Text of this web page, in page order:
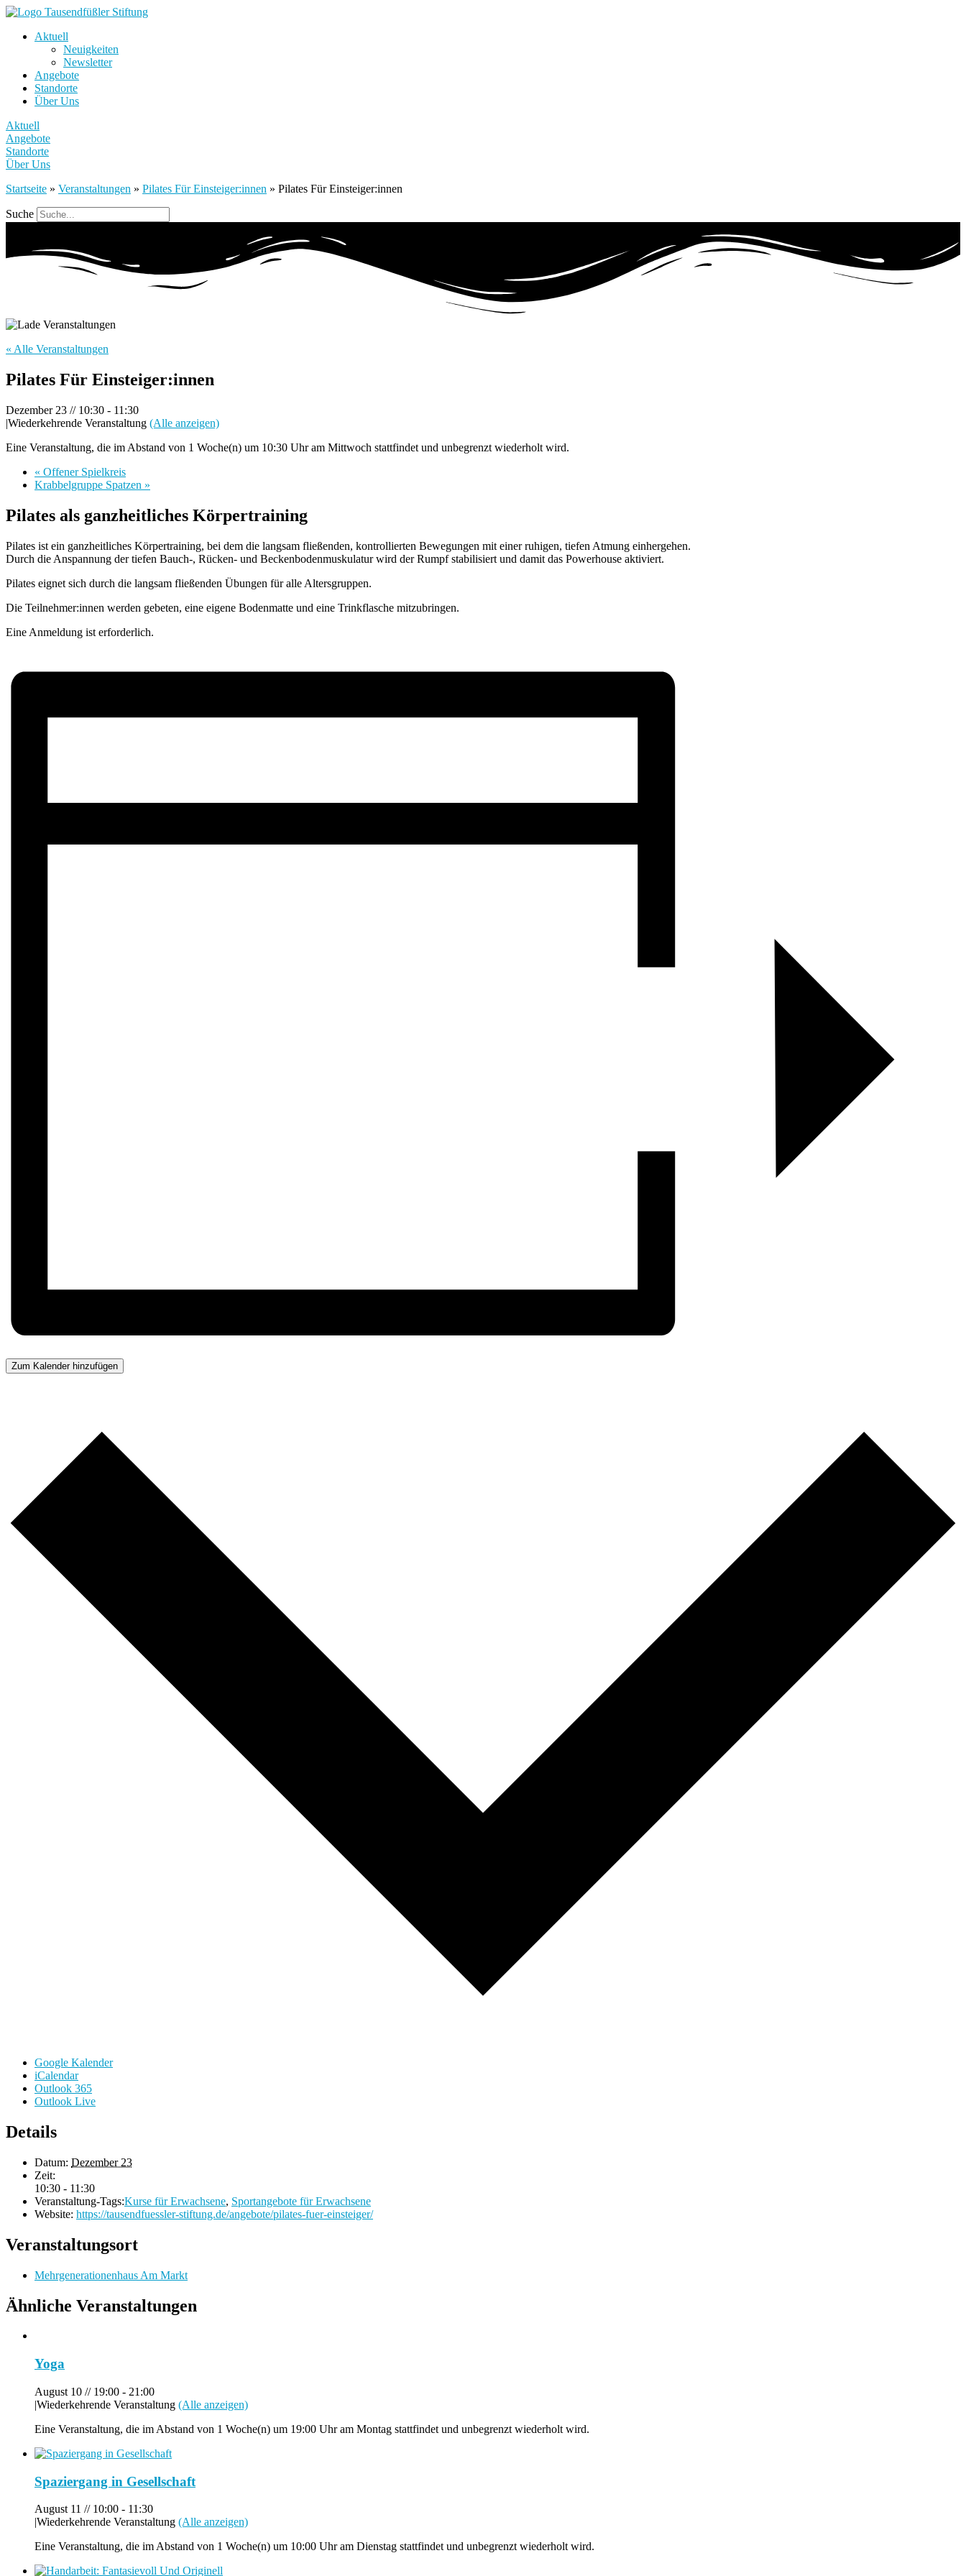
Aktuell
Neuigkeiten
Newsletter
Angebote
Standorte
Über Uns
Aktuell
Angebote
Standorte
Über Uns
Startseite » Veranstaltungen » Pilates Für Einsteiger:innen » Pilates Für Einsteiger:innen
Suche
« Alle Veranstaltungen
Pilates Für Einsteiger:innen
Dezember 23 // 10:30 - 11:30
|Wiederkehrende Veranstaltung (Alle anzeigen)
Eine Veranstaltung, die im Abstand von 1 Woche(n) um 10:30 Uhr am Mittwoch stattfindet und unbegrenzt wiederholt wird.
« Offener Spielkreis
Krabbelgruppe Spatzen »
Pilates als ganzheitliches Körpertraining
Pilates ist ein ganzheitliches Körpertraining, bei dem die langsam fließenden, kontrollierten Bewegungen mit einer ruhigen, tiefen Atmung einhergehen.
Durch die Anspannung der tiefen Bauch-, Rücken- und Beckenbodenmuskulatur wird der Rumpf stabilisiert und damit das Powerhouse aktiviert.
Pilates eignet sich durch die langsam fließenden Übungen für alle Altersgruppen.
Die Teilnehmer:innen werden gebeten, eine eigene Bodenmatte und eine Trinkflasche mitzubringen.
Eine Anmeldung ist erforderlich.
Zum Kalender hinzufügen
Google Kalender
iCalendar
Outlook 365
Outlook Live
Details
Datum: Dezember 23
Zeit:
10:30 - 11:30
Veranstaltung-Tags:Kurse für Erwachsene, Sportangebote für Erwachsene
Website: https://tausendfuessler-stiftung.de/angebote/pilates-fuer-einsteiger/
Veranstaltungsort
Mehrgenerationenhaus Am Markt
Ähnliche Veranstaltungen
Yoga
August 10 // 19:00 - 21:00
|Wiederkehrende Veranstaltung (Alle anzeigen)
Eine Veranstaltung, die im Abstand von 1 Woche(n) um 19:00 Uhr am Montag stattfindet und unbegrenzt wiederholt wird.
Spaziergang in Gesellschaft
August 11 // 10:00 - 11:30
|Wiederkehrende Veranstaltung (Alle anzeigen)
Eine Veranstaltung, die im Abstand von 1 Woche(n) um 10:00 Uhr am Dienstag stattfindet und unbegrenzt wiederholt wird.